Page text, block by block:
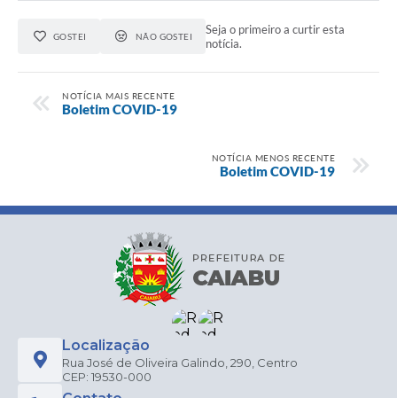
GOSTEI NÃO GOSTEI
Seja o primeiro a curtir esta
notícia.
NOTÍCIA MAIS RECENTE
Boletim COVID-19
NOTÍCIA MENOS RECENTE
Boletim COVID-19
Localização
Rua José de Oliveira Galindo, 290, Centro
CEP: 19530-000